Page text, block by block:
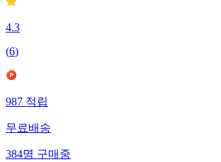
4.3
(6)
987 적립
무료배송
384명 구매중